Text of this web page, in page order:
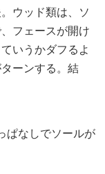
ウッド類は、ソ
フェースが開け
いうかダフるよ
ーンする。結
ぱなしでソールが